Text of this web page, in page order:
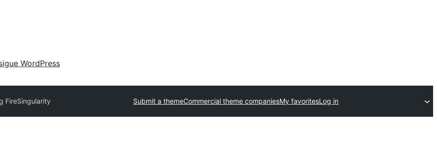
WordPress
FireSingularity Submit a themeCommercial theme companiesMy favoritesLog in